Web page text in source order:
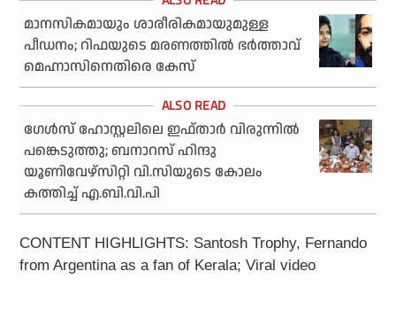
മാനസികമായും ശാരീരികമായുമുള്ള
പീഡനം; റിഫയുടെ മരണത്തില്‍ ഭര്‍ത്താവ്
മെഹ്നാസിനെതിരെ കേസ്
ഗേള്‍സ് ഹോസ്റ്റലിലെ ഇഫ്താര്‍ വിരുന്നില്‍
പങ്കെടുത്തു; ബനാറസ് ഹിന്ദു
യൂണിവേഴ്‌സിറ്റി വി.സിയുടെ കോലം
കത്തിച്ച് എ.ബി.വി.പി
CONTENT HIGHLIGHTS: Santosh Trophy, Fernando
from Argentina as a fan of Kerala; Viral video